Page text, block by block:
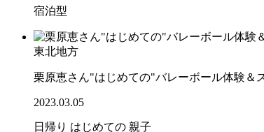
宿泊型
東北地方
栗原恵さん"はじめての"バレーボール体験＆
2023.03.05
日帰り はじめての 親子